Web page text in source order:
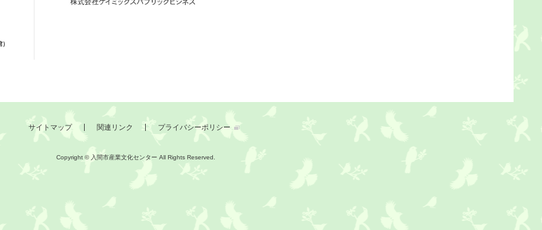
サイトマップ 関連リンク プライバシーポリシー
Copyright © 入間市産業文化センター All Rights Reserved.